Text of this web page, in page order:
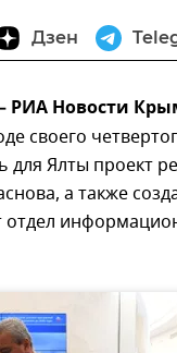
Дзен
РИА Новости
своего
Ялты проект
а также